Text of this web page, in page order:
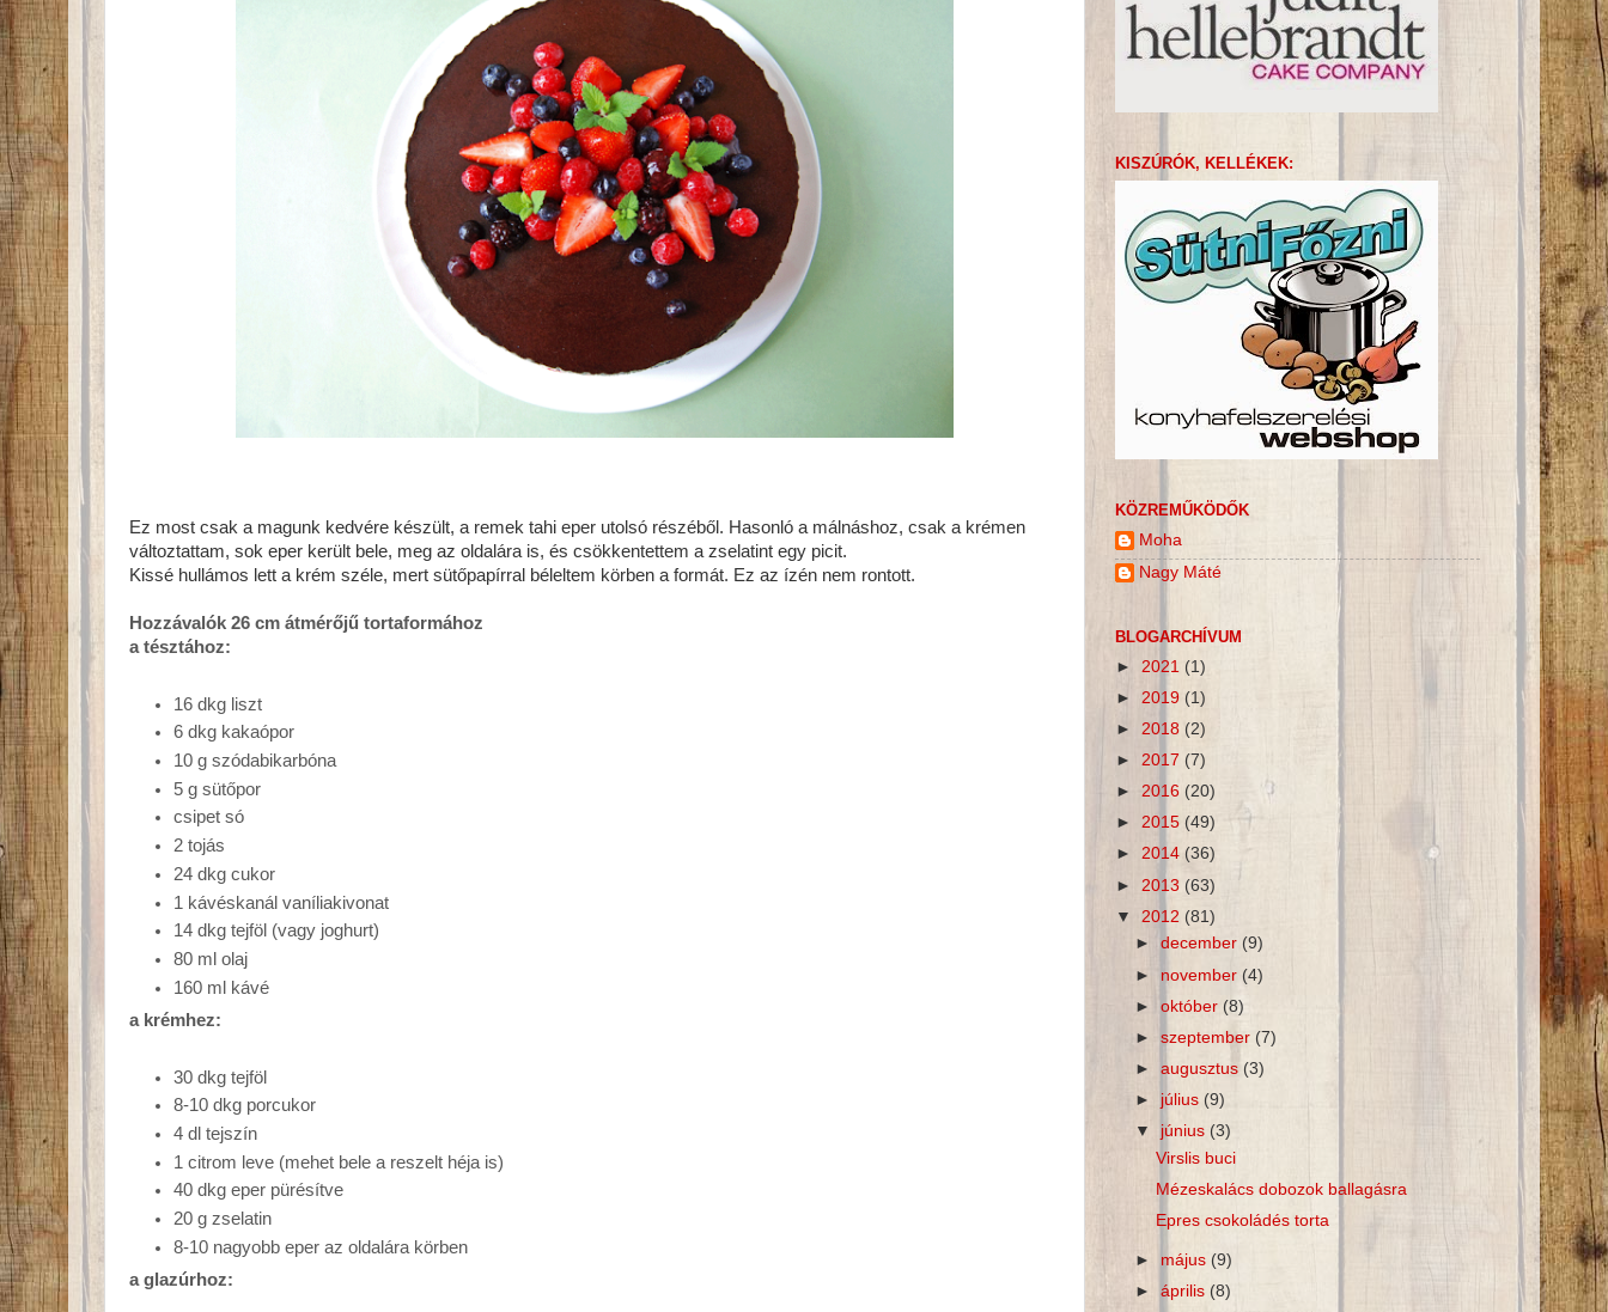
Ez most csak a magunk kedvére készült, a remek tahi eper utolsó részéből. Hasonló a málnáshoz, csak a krémen
változtattam, sok eper került bele, meg az oldalára is, és csökkentettem a zselatint egy picit.
Kissé hullámos lett a krém széle, mert sütőpapírral béleltem körben a formát. Ez az ízén nem rontott.
Hozzávalók 26 cm átmérőjű tortaformához
a tésztához:
16 dkg liszt
6 dkg kakaópor
10 g szódabikarbóna
5 g sütőpor
csipet só
2 tojás
24 dkg cukor
1 kávéskanál vaníliakivonat
14 dkg tejföl (vagy joghurt)
80 ml olaj
160 ml kávé
a krémhez:
30 dkg tejföl
8-10 dkg porcukor
4 dl tejszín
1 citrom leve (mehet bele a reszelt héja is)
40 dkg eper pürésítve
20 g zselatin
8-10 nagyobb eper az oldalára körben
a glazúrhoz:
KISZÚRÓK, KELLÉKEK:
KÖZREMŰKÖDŐK
Moha
Nagy Máté
BLOGARCHÍVUM
► 2021 (1)
► 2019 (1)
► 2018 (2)
► 2017 (7)
► 2016 (20)
► 2015 (49)
► 2014 (36)
► 2013 (63)
▼ 2012 (81)
►december (9)
► november (4)
►október (8)
►szeptember (7)
►augusztus(3)
► július(9)
▼ június (3)
Virslis buci
Mézeskalács dobozok ballagásra
Epres csokoládés torta
► május(9)
►április (8)